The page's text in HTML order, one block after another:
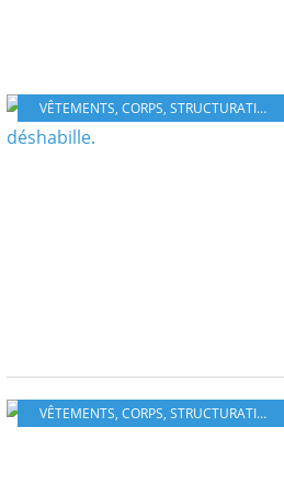
VÊTEMENTS, CORPS, STRUCTURATION TEMPORELLE
VÊTEMENTS, CORPS, STRUCTURATION TEMPORELLE